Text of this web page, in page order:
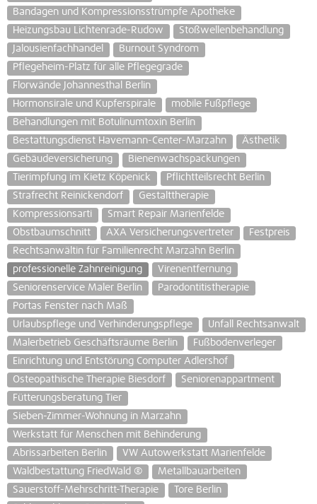
Bandagen und Kompressionsstrümpfe Apotheke
Heizungsbau Lichtenrade-Rudow
Stoßwellenbehandlung
Jalousienfachhandel
Burnout Syndrom
Pflegeheim-Platz für alle Pflegegrade
Florwände Johannesthal Berlin
Hormonsirale und Kupferspirale
mobile Fußpflege
Behandlungen mit Botulinumtoxin Berlin
Bestattungsdienst Havemann-Center-Marzahn
Ästhetik
Gebäudeversicherung
Bienenwachspackungen
Tierimpfung im Kietz Köpenick
Pflichtteilsrecht Berlin
Strafrecht Reinickendorf
Gestalttherapie
Kompressionsarti
Smart Repair Marienfelde
Obstbaumschnitt
AXA Versicherungsvertreter
Festpreis
Rechtsanwältin für Familienrecht Marzahn Berlin
professionelle Zahnreinigung
Virenentfernung
Seniorenservice Maler Berlin
Parodontitistherapie
Portas Fenster nach Maß
Urlaubspflege und Verhinderungspflege
Unfall Rechtsanwalt
Malerbetrieb Geschäftsräume Berlin
Fußbodenverleger
Einrichtung und Entstörung Computer Adlershof
Osteopathische Therapie Biesdorf
Seniorenappartment
Fütterungsberatung Tier
Sieben-Zimmer-Wohnung in Marzahn
Werkstatt für Menschen mit Behinderung
Abrissarbeiten Berlin
VW Autowerkstatt Marienfelde
Waldbestattung FriedWald ®
Metallbauarbeiten
Sauerstoff-Mehrschritt-Therapie
Tore Berlin